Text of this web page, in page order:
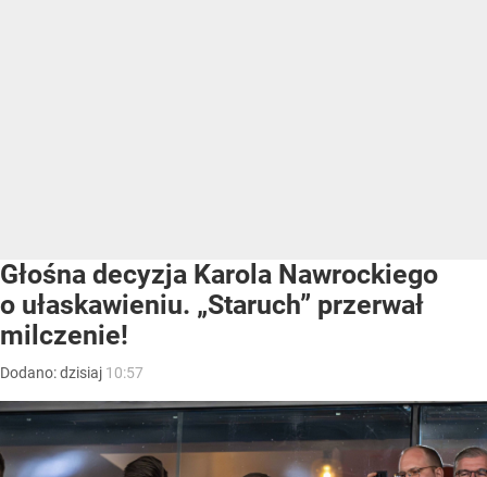
Głośna decyzja Karola Nawrockiego
o ułaskawieniu. „Staruch” przerwał
milczenie!
Dodano:dzisiaj 10:57